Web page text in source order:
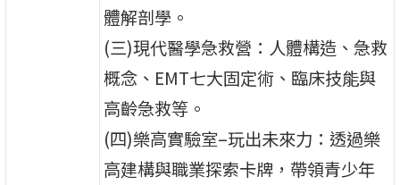
體解剖學。
(三)現代醫學急救營：人體構造、急救
概念、EMT七大固定術、臨床技能與
高齡急救等。
(四)樂高實驗室–玩出未來力：透過樂
高建構與職業探索卡牌，帶領青少年